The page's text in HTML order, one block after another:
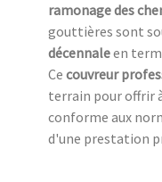
ramonage des
gouttières sont
décennaleen
Ce couvreur
terrain pour offrir
conforme aux
d'une prestation